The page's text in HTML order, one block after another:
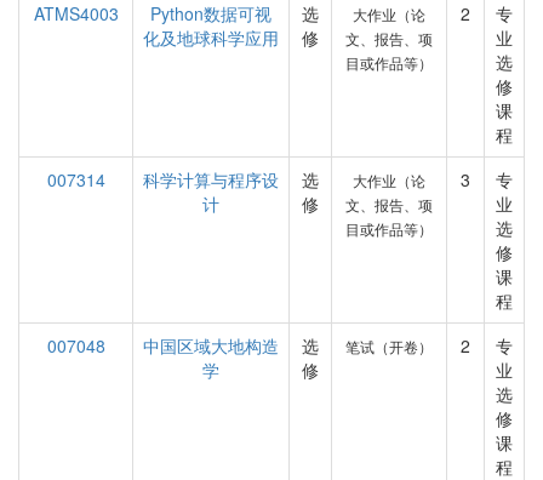
ATMS4003
Python数据可视
化及地球科学应用
选
修
大作业（论
文、报告、项
目或作品等）
2
专
业
选
修
课
程
007314
科学计算与程序设
计
选
修
大作业（论
文、报告、项
目或作品等）
3
专
业
选
修
课
程
007048
中国区域大地构造
学
选
修
笔试（开卷） 2
专
业
选
修
课
程